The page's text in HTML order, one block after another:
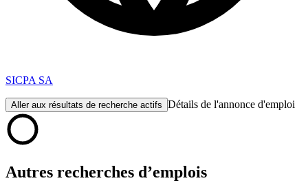
SICPA SA
Aller aux résultats de recherche actifs Détails de l'annonce d'emploi
Autres recherches d’emplois